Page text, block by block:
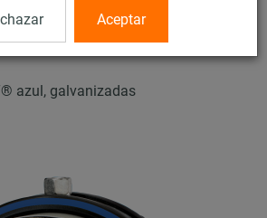
Aceptar
de espuma de
vidrio
azul, galvanizadas